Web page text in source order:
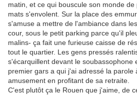
matin, et ce qui bouscule son monde
mats s'envolent. Sur la place des
s'amuse a mettre de l'ambiance dans
cour, sous le petit parking parce qu'il
malins- ça fait une furieuse caisse de
tout le quartier. Les gens pressés
s'écarquillent devant le soubassophone
premier gars a qui j'ai adressé la parole
amusement en profitant de sa retraite.
C'est plutôt ça le Rouen que j'aime, de